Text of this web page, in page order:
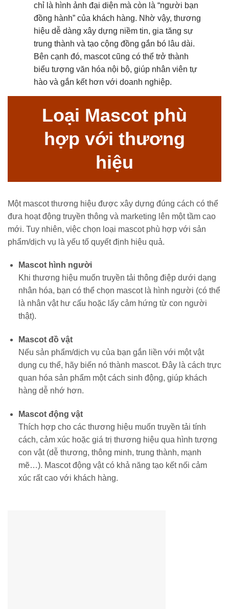
chỉ là hình ảnh đại diện mà còn là “người bạn
đồng hành” của khách hàng. Nhờ vậy, thương
hiệu dễ dàng xây dựng niềm tin, gia tăng sự
trung thành và tạo cộng đồng gắn bó lâu dài.
Bên cạnh đó, mascot cũng có thể trở thành
biểu tượng văn hóa nội bộ, giúp nhân viên tự
hào và gắn kết hơn với doanh nghiệp.
Loại Mascot phù
hợp với thương
hiệu
Một mascot thương hiệu được xây dựng đúng cách có thể
đưa hoạt động truyền thông và marketing lên một tầm cao
mới. Tuy nhiên, việc chọn loại mascot phù hợp với sản
phẩm/dịch vụ là yếu tố quyết định hiệu quả.
Mascot hình người
Khi thương hiệu muốn truyền tải thông điệp dưới dạng
nhân hóa, bạn có thể chọn mascot là hình người (có thể
là nhân vật hư cấu hoặc lấy cảm hứng từ con người
thật).
Mascot đồ vật
Nếu sản phẩm/dịch vụ của bạn gắn liền với một vật
dụng cụ thể, hãy biến nó thành mascot. Đây là cách trực
quan hóa sản phẩm một cách sinh động, giúp khách
hàng dễ nhớ hơn.
Mascot động vật
Thích hợp cho các thương hiệu muốn truyền tải tính
cách, cảm xúc hoặc giá trị thương hiệu qua hình tượng
con vật (dễ thương, thông minh, trung thành, mạnh
mẽ…). Mascot động vật có khả năng tạo kết nối cảm
xúc rất cao với khách hàng.